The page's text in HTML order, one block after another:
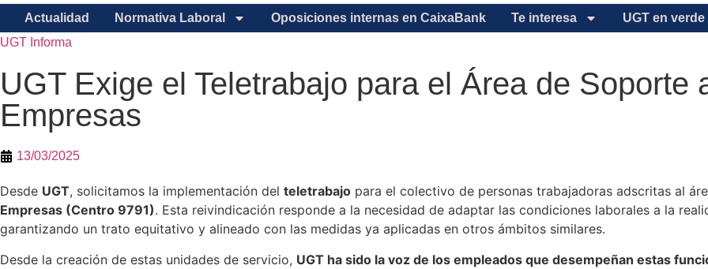
Actualidad Normativa Laboral Oposiciones internas en CaixaBank Te interesa
UGT en verde
UGT Informa
UGT Exige el Teletrabajo para el Área de Soporte
Empresas
13/03/2025
Desde UGT, solicitamos la implementación del teletrabajo para el colectivo de personas trabajadoras adscritas al
Empresas (Centro 9791). Esta reivindicación responde a la necesidad de adaptar las condiciones laborales a la
garantizando un trato equitativo y alineado con las medidas ya aplicadas en otros ámbitos similares.
Desde la creación de estas unidades de servicio, UGT ha sido la voz de los empleados que desempeñan estas